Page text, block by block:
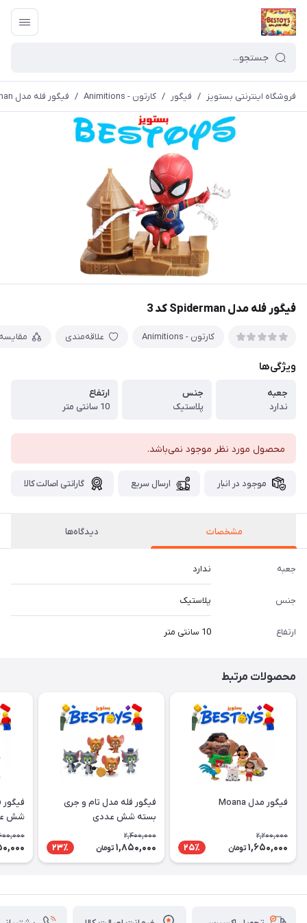
فروشگاه اینترنتی بستویز / فیگور / کارتون - Animitions / فیگور فله مدل Spiderman کد 3
فیگور فله مدل Spiderman کد 3
کارتون - Animitions علاقه‌مندی
ویژگی‌ها
جعبه
ندارد
جنس
پلاستیک
ارتفاع
10 سانتی متر
محصول مورد نظر موجود نمی‌باشد.
موجود در انبار ارسال سریع گارانتی اصالت کالا
مشخصات دیدگاه‌ها
جعبه ندارد
جنس پلاستیک
ارتفاع 10 سانتی متر
محصولات مرتبط
فیگور مدل Moana
2,200,000
1,650,000 تومان 25٪
فیگور فله مدل تام و جری
بسته شش عددی
2,400,000
1,850,000 تومان 23٪
فیگور
شش